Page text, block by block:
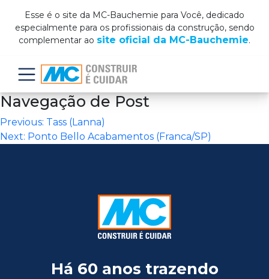
Esse é o site da MC-Bauchemie para Você, dedicado
especialmente para os profissionais da construção, sendo
complementar ao site oficial da MC-Bauchemie.
Menu
Navegação de Post
Previous: Tass (Lanna)
Next: Ponto Bello Acabamentos (Franca/SP)
Há 60 anos trazendo